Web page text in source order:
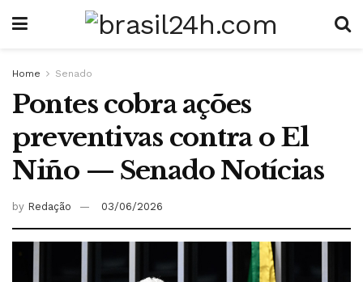
Home Senado
Pontes cobra ações
preventivas contra o El
Niño — Senado Notícias
by Redação 03/06/2026